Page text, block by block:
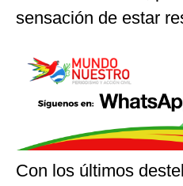
sensación de estar
Con los últimos